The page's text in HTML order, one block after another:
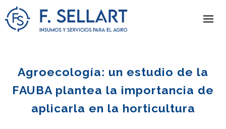
Agroecología: un estudio de la
FAUBA plantea la importancia de
aplicarla en la horticultura